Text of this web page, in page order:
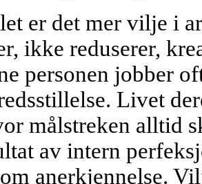
er det mer vilje i
ikke reduserer,
personen jobber
Livet
målstreken alltid
av intern
anerkjennelse.